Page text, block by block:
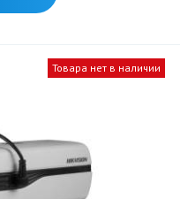
Товара нет в наличии